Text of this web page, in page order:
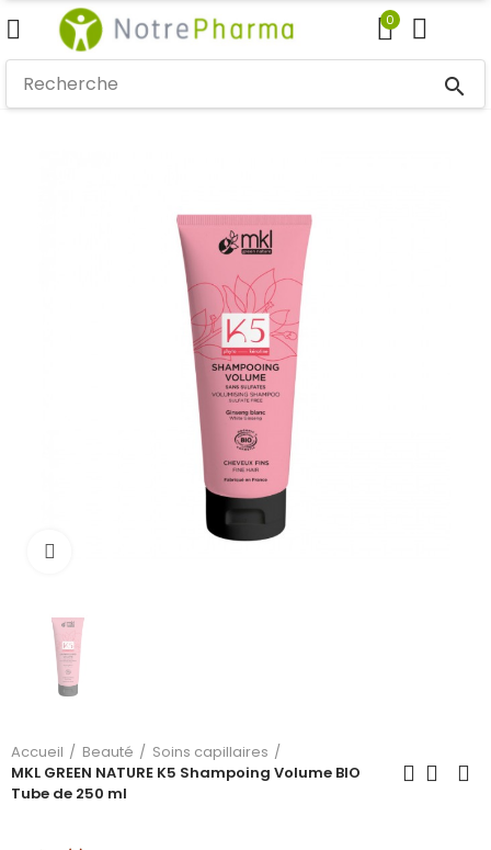
0
search
Accueil Beauté
Soins capillaires
MKL GREEN NATURE K5 Shampoing Volume BIO
Tube de 250 ml